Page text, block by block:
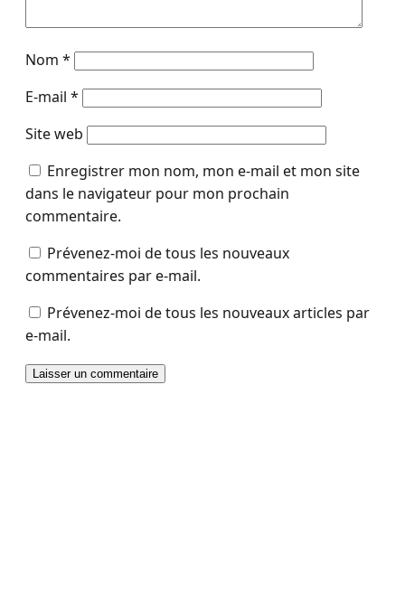
Nom *
E-mail *
Site web
Enregistrer mon nom, mon e-mail et mon site
dans le navigateur pour mon prochain
commentaire.
Prévenez-moi de tous les nouveaux
commentaires par e-mail.
Prévenez-moi de tous les nouveaux articles par
e-mail.